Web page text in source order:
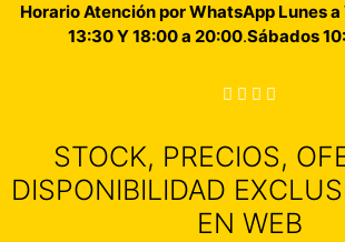
Horario Atención por WhatsApp Lunes
13:30 Y 18:00 a 20:00.Sábados
STOCK, PRECIOS,
DISPONIBILIDAD
EN WEB